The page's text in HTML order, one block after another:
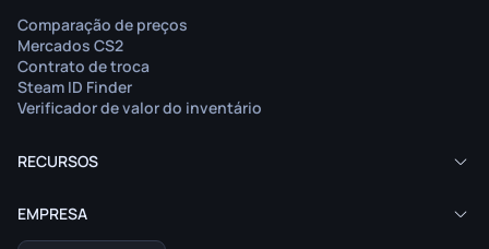
Comparação de preços
Mercados CS2
Contrato de troca
Steam ID Finder
Verificador de valor do inventário
RECURSOS
EMPRESA